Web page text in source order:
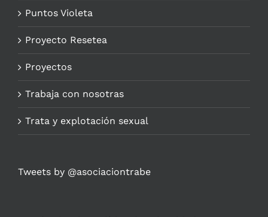
Puntos Violeta
Proyecto Resetea
Proyectos
Trabaja con nosotras
Trata y explotación sexual
Tweets by @asociaciontrabe